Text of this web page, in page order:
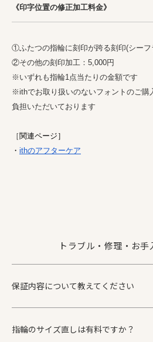
《印字位置の修正加工料金》
①ふたつの指輪に刻印が跨る刻印(シーフ
②その他の刻印加工：5,000円
※いずれも指輪1点当たりの金額です
※ithでお取り扱いのないフォントのご購
負担いただいております
［ 関連ページ］
・ ithのアフターケア
トラブル・修理・お
保証内容について教えてください
指輪のサイズ直しは有料ですか？